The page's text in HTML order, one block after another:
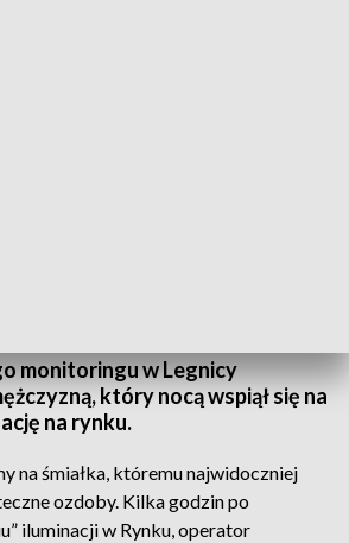
monitoringu w Legnicy
który nocą wspiął się na
na rynku.
na śmiałka, któremu najwidoczniej
ozdoby. Kilka godzin po
iluminacji w Rynku, operator